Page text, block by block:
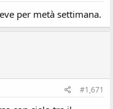
per metà settimana.
#1,671